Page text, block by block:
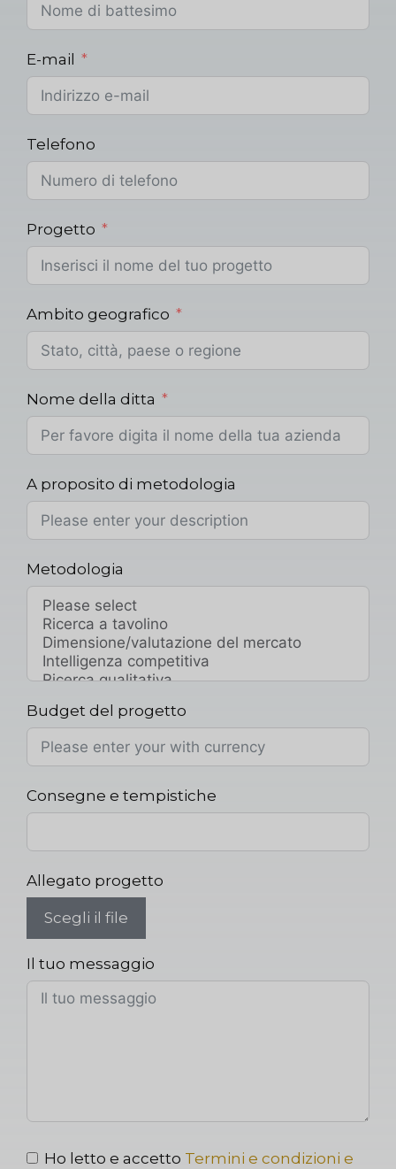
E-mail
Telefono
Progetto
Ambito geografico
Nome della ditta
A proposito di metodologia
Metodologia
Budget del progetto
Consegne e tempistiche
Allegato progetto
Scegli il file
Il tuo messaggio
Ho letto e accetto Termini e condizioni e